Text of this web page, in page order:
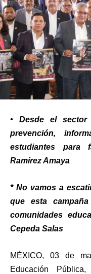
• Desde el sector
prevención,
estudiantes para
Ramírez Amaya
* No vamos a
que esta
comunidades
Cepeda Salas
MÉXICO, 03 de
Educación